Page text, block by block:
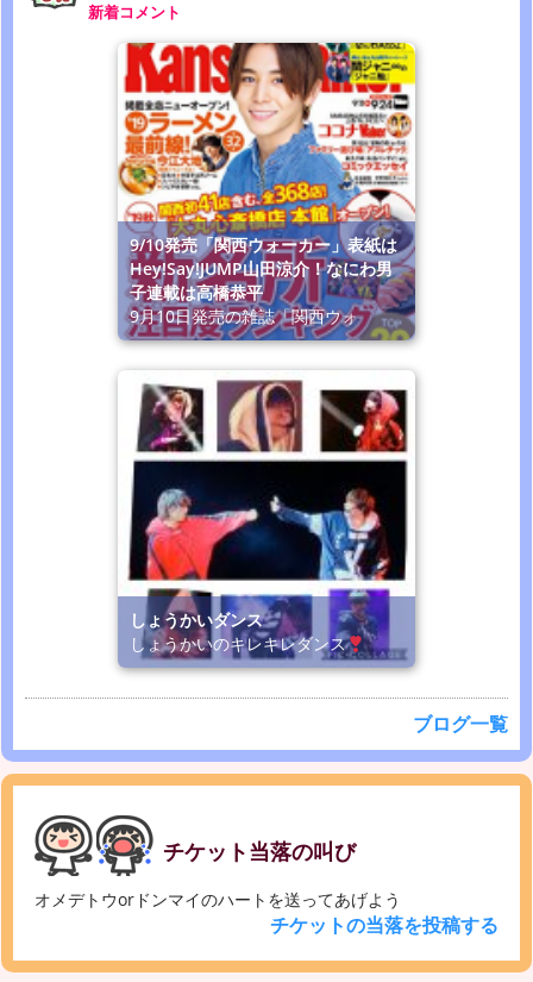
新着コメント
9/10発売「関西ウォーカー」表紙は
Hey!Say!JUMP山田涼介！なにわ男
子連載は高橋恭平
9月10日発売の雑誌「関西ウォ
しょうかいダンス
しょうかいのキレキレダンス
ブログ一覧
チケット当落の叫び
オメデトウorドンマイのハートを送ってあげよう
チケットの当落を投稿する